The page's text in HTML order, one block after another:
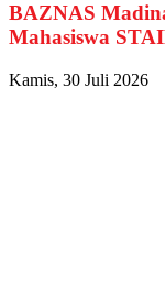
BAZNAS
Mahasiswa
Kamis, 30 Juli 2026